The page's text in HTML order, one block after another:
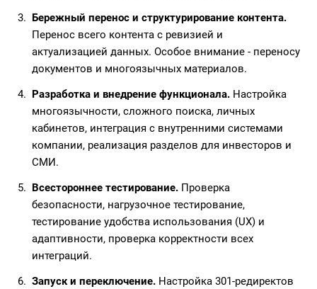
Бережный перенос и структурирование контента.
Перенос всего контента с ревизией и
актуализацией данных. Особое внимание - переносу
документов и многоязычных материалов.
Разработка и внедрение функционала. Настройка
многоязычности, сложного поиска, личных
кабинетов, интеграция с внутренними системами
компании, реализация разделов для инвесторов и
СМИ.
Всестороннее тестирование. Проверка
безопасности, нагрузочное тестирование,
тестирование удобства использования (UX) и
адаптивности, проверка корректности всех
интеграций.
Запуск и переключение. Настройка 301-редиректов